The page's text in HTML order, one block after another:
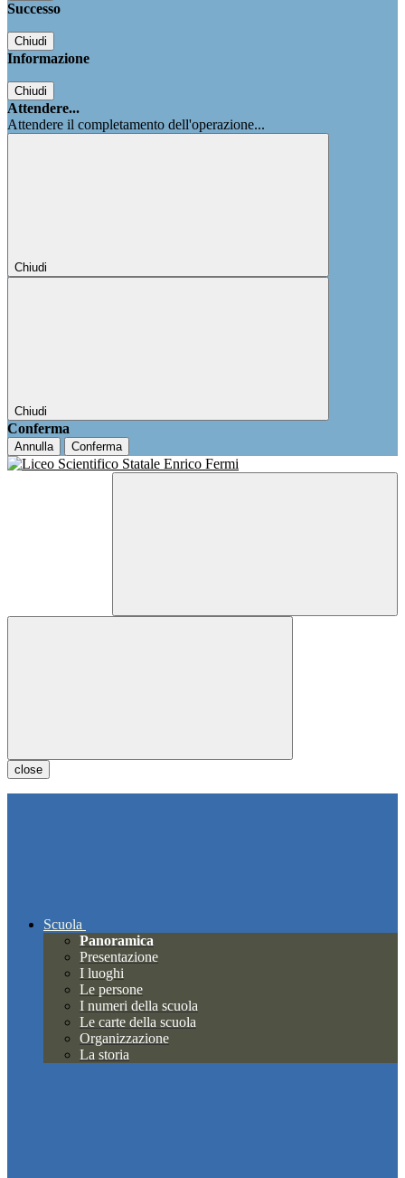
Successo
Chiudi
Informazione
Chiudi
Attendere...
Attendere il completamento dell'operazione...
Chiudi
Chiudi
Conferma
Annulla Conferma
close
Scuola
Panoramica
Presentazione
I luoghi
Le persone
I numeri della scuola
Le carte della scuola
Organizzazione
La storia